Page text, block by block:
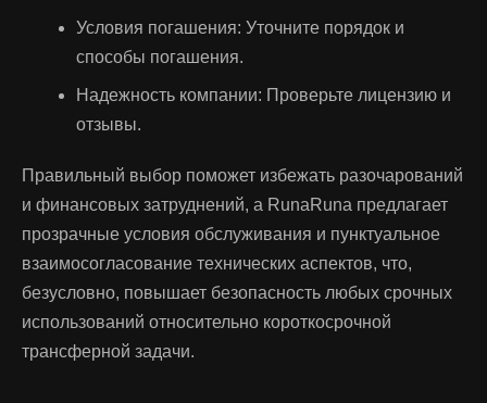
Условия погашения: Уточните порядок и
способы погашения.
Надежность компании: Проверьте лицензию и
отзывы.
Правильный выбор поможет избежать разочарований
и финансовых затруднений, а RunaRuna предлагает
прозрачные условия обслуживания и пунктуальное
взаимосогласование технических аспектов, что,
безусловно, повышает безопасность любых срочных
использований относительно короткосрочной
трансферной задачи.